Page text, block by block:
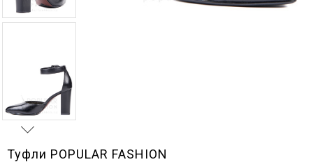
Туфли POPULAR FASHION